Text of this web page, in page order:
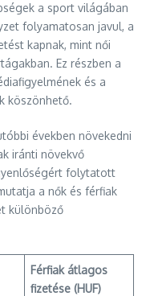
a sport világában
folyamatosan javul, a
kapnak, mint női
Ez részben a
és a
köszönhető.
években növekedni
iránti növekvő
folytatott
a nők és férfiak
különböző
Férfiak átlagos
fizetése (HUF)